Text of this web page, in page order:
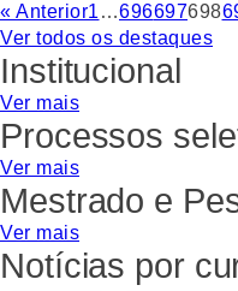
« Anterior1 …696697698
Ver todos os destaques
Institucional
Ver mais
Processos
Ver mais
Mestrado e
Ver mais
Notícias por